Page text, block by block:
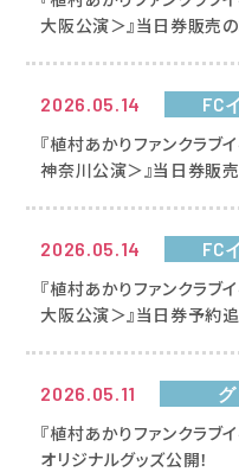
大阪公演＞』当日券販売
2026.05.14 FC
『植村あかりファンクラ
神奈川公演＞』当日券販
2026.05.14 FC
『植村あかりファンクラ
大阪公演＞』当日券予約
2026.05.11
『植村あかりファンクラブ
オリジナルグッズ公開！